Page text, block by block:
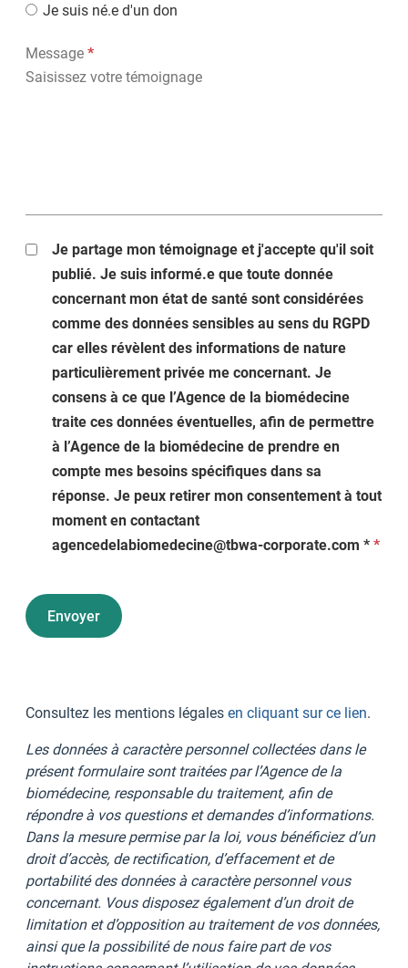
Je suis né.e d'un don
Message *Champ
requis
Je partage mon témoignage et j'accepte qu'il soit
publié. Je suis informé.e que toute donnée
concernant mon état de santé sont considérées
comme des données sensibles au sens du RGPD
car elles révèlent des informations de nature
particulièrement privée me concernant. Je
consens à ce que l’Agence de la biomédecine
traite ces données éventuelles, afin de permettre
à l’Agence de la biomédecine de prendre en
compte mes besoins spécifiques dans sa
réponse. Je peux retirer mon consentement à tout
moment en contactant
agencedelabiomedecine@tbwa-corporate.com * *
Consultez les mentions légales en cliquant sur ce lien.
Les données à caractère personnel collectées dans le
présent formulaire sont traitées par l’Agence de la
biomédecine, responsable du traitement, afin de
répondre à vos questions et demandes d’informations.
Dans la mesure permise par la loi, vous bénéficiez d’un
droit d’accès, de rectification, d’effacement et de
portabilité des données à caractère personnel vous
concernant. Vous disposez également d’un droit de
limitation et d’opposition au traitement de vos données,
ainsi que la possibilité de nous faire part de vos